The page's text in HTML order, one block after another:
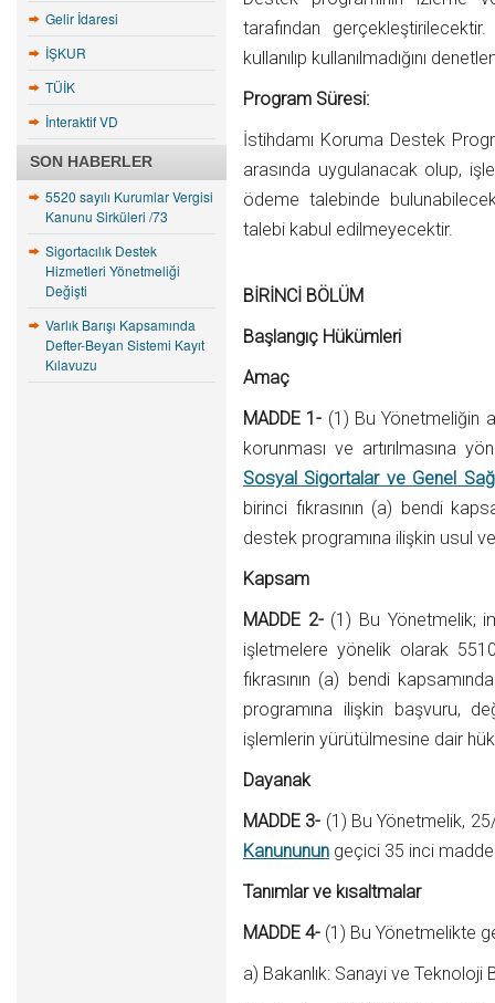
Gelir İdaresi
İŞKUR
TÜİK
İnteraktif VD
SON HABERLER
5520 sayılı Kurumlar Vergisi
Kanunu Sirküleri /73
Sigortacılık Destek
Hizmetleri Yönetmeliği
Değişti
Varlık Barışı Kapsamında
Defter-Beyan Sistemi Kayıt
Kılavuzu
tarafından
kullanılıp kullanılmadığını
Program Süresi:
İstihdamı Koruma Destek
arasında uygulanacak olup,
ödeme talebinde
talebi kabul edilmeyecektir.
BİRİNCİ BÖLÜM
Başlangıç Hükümleri
Amaç
MADDE 1- (1) Bu Yönetmeliğin
korunması ve artırılmasına
Sosyal Sigortalar ve Genel
birinci fıkrasının (a) bendi
destek programına ilişkin usul
Kapsam
MADDE 2- (1) Bu Yönetmelik;
işletmelere yönelik olarak
fıkrasının (a) bendi
programına ilişkin başvuru,
işlemlerin yürütülmesine dair
Dayanak
MADDE 3- (1) Bu Yönetmelik,
Kanununun geçici 35 inci
Tanımlar ve kısaltmalar
MADDE 4- (1) Bu Yönetmelikte
a) Bakanlık: Sanayi ve Teknoloji